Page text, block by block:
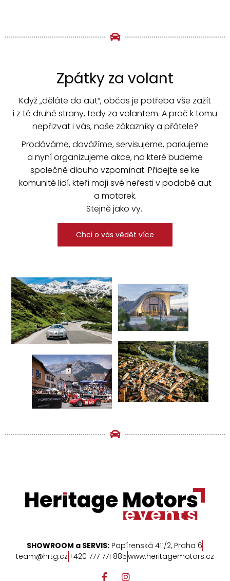
Zpátky za volant
Když „děláte do aut“, občas je potřeba vše zažít
i z té druhé strany, tedy za volantem. A proč k tomu
nepřizvat i vás, naše zákazníky a přátele?
Prodáváme, dovážíme, servisujeme, parkujeme
a nyní organizujeme akce, na které budeme
společně dlouho vzpomínat. Přidejte se ke
komunitě lidí, kteří mají své neřesti v podobě aut
a motorek.
Stejně jako vy.
Chci o vás vědět více
SHOWROOM a SERVIS: Papírenská 411/2, Praha 6
team@hrtg.cz+420 777 771 885www.heritagemotors.cz